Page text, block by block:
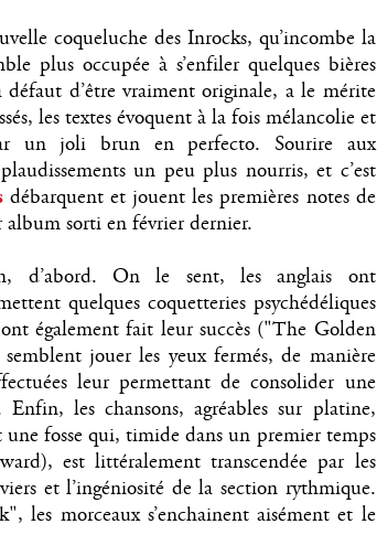
coqueluche des Inrocks, qu’incombe la
plus occupée à s’enfiler quelques bières
d’être vraiment originale, a le mérite
les textes évoquent à la fois mélancolie et
un joli brun en perfecto. Sourire aux
un peu plus nourris, et c’est
débarquent et jouent les premières notes de
sorti en février dernier.
d’abord. On le sent, les anglais ont
quelques coquetteries psychédéliques
également fait leur succès ("The Golden
jouer les yeux fermés, de manière
leur permettant de consolider une
les chansons, agréables sur platine,
fosse qui, timide dans un premier temps
est littéralement transcendée par les
et l’ingéniosité de la section rythmique.
les morceaux s’enchainent aisément et le